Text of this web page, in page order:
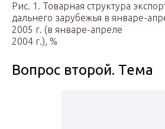
Рис. 1. Товарная структура
дальнего зарубежья в январе-
2005 г. (в январе-апреле
2004 г.), %
Вопрос второй. Тема